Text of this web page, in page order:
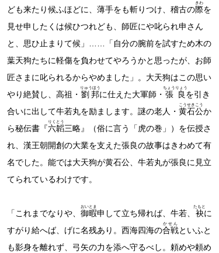
ども来たり候ふほどに、薄手をも斬りつけ、稽古の際
きわ
を
見せ申したくは候ひつれども、師匠にや叱られ申さん
と、思ひ止まりて候」……「自分の腕前を試すため木の
葉天狗たちに軽傷を負わせてやろうかと思ったが、お師
匠さまに叱られるからやめました」。大天狗はこの思い
やり絶賛し、高祖・ 劉邦
りゅうほう
に仕えた大軍師・ 張良
ちょうりょう
を引き
合いに出して牛若丸を励まします。謎の老人・ 黄石公
こうせきこう
か
ら秘伝書『六韜
りくとう
三略』（俗に言う「虎の巻」）を伝授さ
れ、漢王朝開創の大業を支えた張良の故事はきわめて有
名でした。能では大天狗が黄石公、牛若丸が張良に見立
てられているわけです。
「これまでなりや、 御暇
おいとま
申して立ち帰れば、牛若、 袂
たもと
に
すがり給へば、げに名残あり。西海四海の合戦
かせん
といふと
も影身を離れず、弓矢の力を添へ守るべし。頼めや頼め